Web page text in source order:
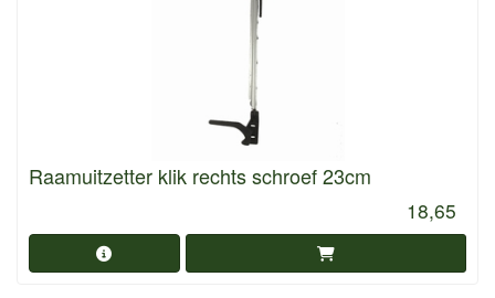
Raamuitzetter klik rechts schroef 23cm
18,65